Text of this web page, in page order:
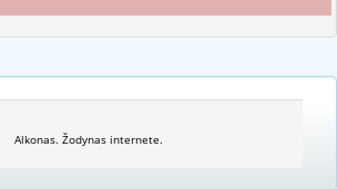
Alkonas. Žodynas internete.